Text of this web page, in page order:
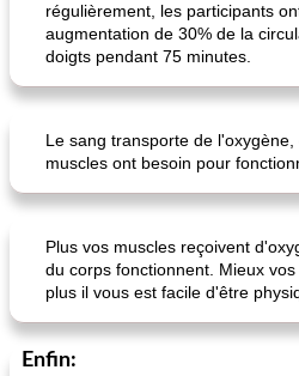
panini caprese (mozzarella, tomates et basilic)
régulièrement, les participants
augmentation de 30% de la
doigts pendant 75 minutes.
Le sang transporte de
muscles ont besoin pour
Plus vos muscles reçoivent
du corps fonctionnent. Mieux
plus il vous est facile d'être
Enfin: